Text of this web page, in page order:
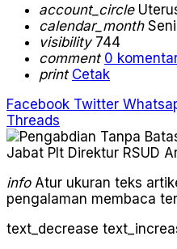
account_circle
calendar_month
visibility744
comment 0
print Cetak
Facebook Twitter
Threads
infoAtur ukuran teks
pengalaman membaca
text_decrease